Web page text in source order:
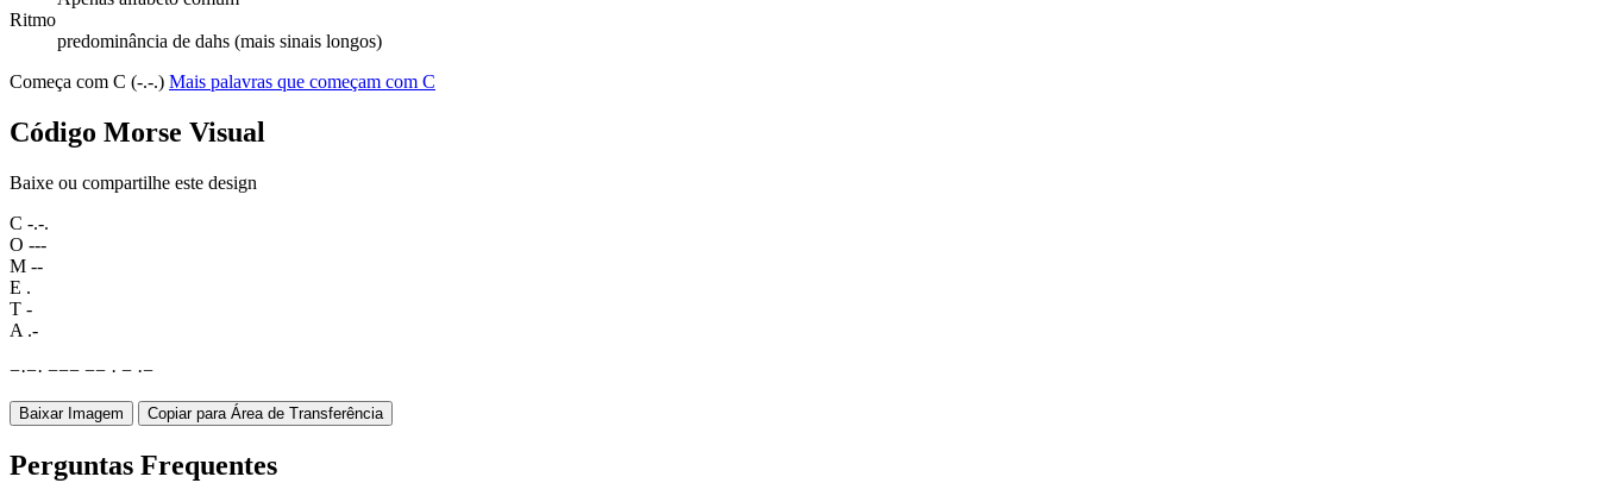
Ritmo
predominância de dahs (mais sinais longos)
Começa com C (-.-.) Mais palavras que começam com C
Código Morse Visual
Baixe ou compartilhe este design
C -.-.
O ---
M --
E .
T -
A .-
−·−· −−− −− · − ·−
Baixar Imagem Copiar para Área de Transferência
Perguntas Frequentes